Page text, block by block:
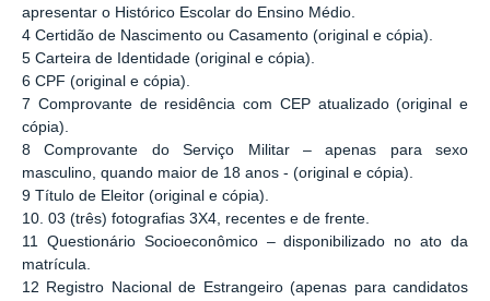
apresentar o Histórico Escolar do Ensino Médio.
4 Certidão de Nascimento ou Casamento (original e cópia).
5 Carteira de Identidade (original e cópia).
6 CPF (original e cópia).
7 Comprovante de residência com CEP atualizado (original e
cópia).
8 Comprovante do Serviço Militar – apenas para sexo
masculino, quando maior de 18 anos - (original e cópia).
9 Título de Eleitor (original e cópia).
10. 03 (três) fotografias 3X4, recentes e de frente.
11 Questionário Socioeconômico – disponibilizado no ato da
matrícula.
12 Registro Nacional de Estrangeiro (apenas para candidatos